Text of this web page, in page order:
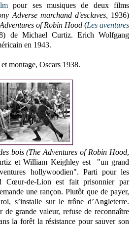
pour ses musiques de deux films
Adverse marchand d'esclaves,
1936)
of Robin Hood(Les aventures
de Michael Curtiz. Erich Wolfgang
en 1943.
montage, Oscars 1938.
bois (The Adventures of Robin Hood,
et William Keighleyest
"un grand
hollywoodien". Parti pour les
Cœur-de-Lion est fait prisonnier par
une rançon. Plutôt que de payer,
s’installe sur le trône d’Angleterre.
grande valeur, refuse de reconnaître
la forêt la résistance pour sauver son